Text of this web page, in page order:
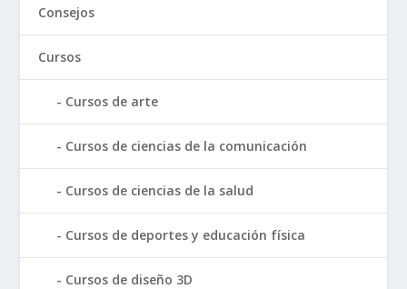
Consejos
Cursos
Cursos de arte
Cursos de ciencias de la comunicación
Cursos de ciencias de la salud
Cursos de deportes y educación física
Cursos de diseño 3D